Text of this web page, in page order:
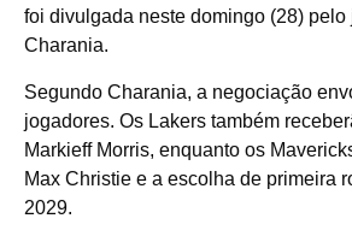
foi divulgada neste domingo (28)
Charania.
Segundo Charania, a negociação
jogadores. Os Lakers também
Markieff Morris, enquanto os
Max Christie e a escolha de primeira
2029.